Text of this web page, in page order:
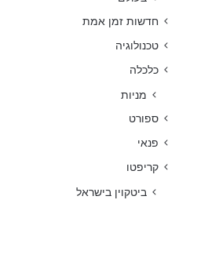
חדשות זמן אמת
טכנולוגיה
כלכלה
מניות
ספורט
פנאי
קריפטו
ביטקוין בישראל